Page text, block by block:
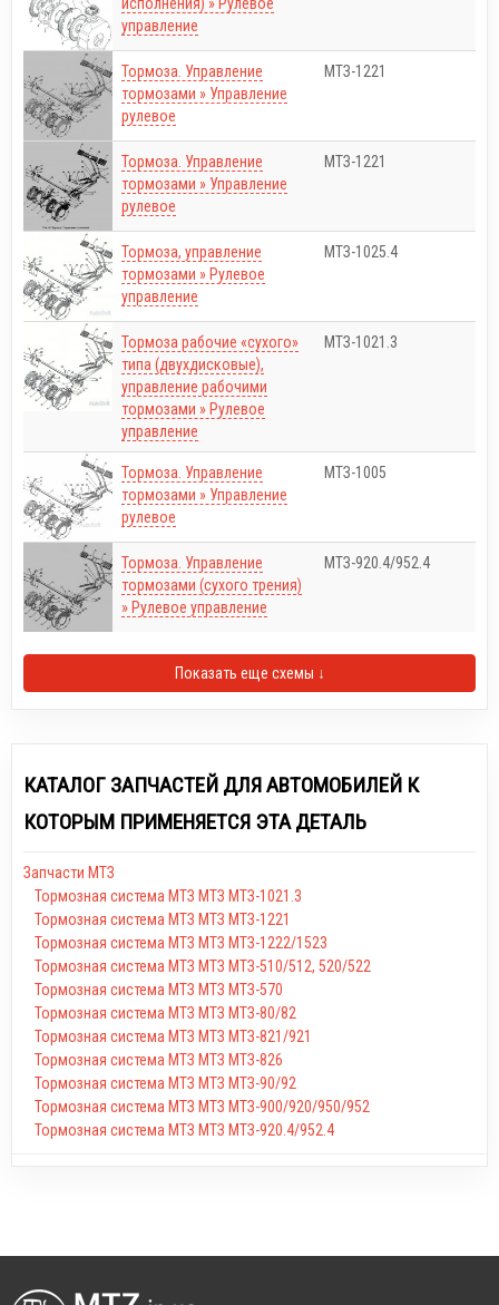
управление
Тормоза. Управление
тормозами » Управление
рулевое
МТЗ-1221
Тормоза. Управление
тормозами » Управление
рулевое
МТЗ-1221
Тормоза, управление
тормозами » Рулевое
управление
МТЗ-1025.4
Тормоза рабочие «сухого»
типа (двухдисковые),
управление рабочими
тормозами » Рулевое
управление
МТЗ-1021.3
Тормоза. Управление
тормозами » Управление
рулевое
МТЗ-1005
Тормоза. Управление
тормозами (сухого трения)
» Рулевое управление
МТЗ-920.4/952.4
Показать еще схемы ↓
КАТАЛОГ ЗАПЧАСТЕЙ ДЛЯ АВТОМОБИЛЕЙ К
КОТОРЫМ ПРИМЕНЯЕТСЯ ЭТА ДЕТАЛЬ
Запчасти МТЗ
Тормозная система МТЗ МТЗ МТЗ-1021.3
Тормозная система МТЗ МТЗ МТЗ-1221
Тормозная система МТЗ МТЗ МТЗ-1222/1523
Тормозная система МТЗ МТЗ МТЗ-510/512, 520/522
Тормозная система МТЗ МТЗ МТЗ-570
Тормозная система МТЗ МТЗ МТЗ-80/82
Тормозная система МТЗ МТЗ МТЗ-821/921
Тормозная система МТЗ МТЗ МТЗ-826
Тормозная система МТЗ МТЗ МТЗ-90/92
Тормозная система МТЗ МТЗ МТЗ-900/920/950/952
Тормозная система МТЗ МТЗ МТЗ-920.4/952.4